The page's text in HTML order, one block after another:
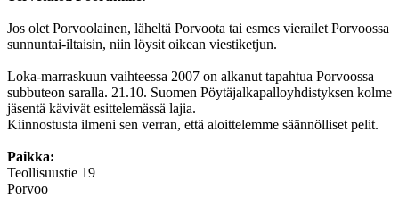
Jos olet Porvoolainen, läheltä Porvoota tai esmes vierailet Porvoossa
sunnuntai-iltaisin, niin löysit oikean viestiketjun.
Loka-marraskuun vaihteessa 2007 on alkanut tapahtua Porvoossa
subbuteon saralla. 21.10. Suomen Pöytäjalkapalloyhdistyksen kolme
jäsentä kävivät esittelemässä lajia.
Kiinnostusta ilmeni sen verran, että aloittelemme säännölliset pelit.
Paikka:
Teollisuustie 19
Porvoo